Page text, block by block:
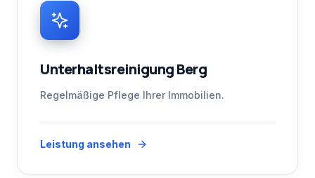
Unterhaltsreinigung Berg
Regelmäßige Pflege Ihrer Immobilien.
Leistung ansehen